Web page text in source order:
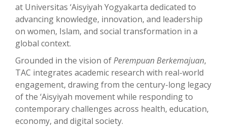
at Universitas ‘Aisyiyah Yogyakarta dedicated to
advancing knowledge, innovation, and leadership
on women, Islam, and social transformation in a
global context.
Grounded in the vision ofPerempuan Berkemajuan,
TAC integrates academic research with real-world
engagement, drawing from the century-long legacy
of the ‘Aisyiyah movement while responding to
contemporary challenges across health, education,
economy, and digital society.